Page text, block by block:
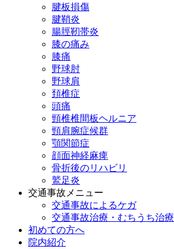
腱板損傷
腱鞘炎
腸脛靭帯炎
膝の痛み
膝痛
野球肘
野球肩
頚椎症
頭痛
頸椎椎間板ヘルニア
頸肩腕症候群
顎関節症
顔面神経麻痺
骨折後のリハビリ
鷲足炎
交通事故メニュー
交通事故によるケガ
交通事故治療・むちうち治療
初めての方へ
院内紹介